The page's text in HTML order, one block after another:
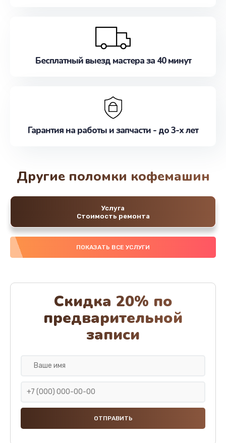
Бесплатный выезд мастера за 40 минут
Гарантия на работы и запчасти - до 3-х лет
Другие поломки кофемашин
Услуга
Стоимость ремонта
ПОКАЗАТЬ ВСЕ УСЛУГИ
Скидка 20% по
предварительной
записи